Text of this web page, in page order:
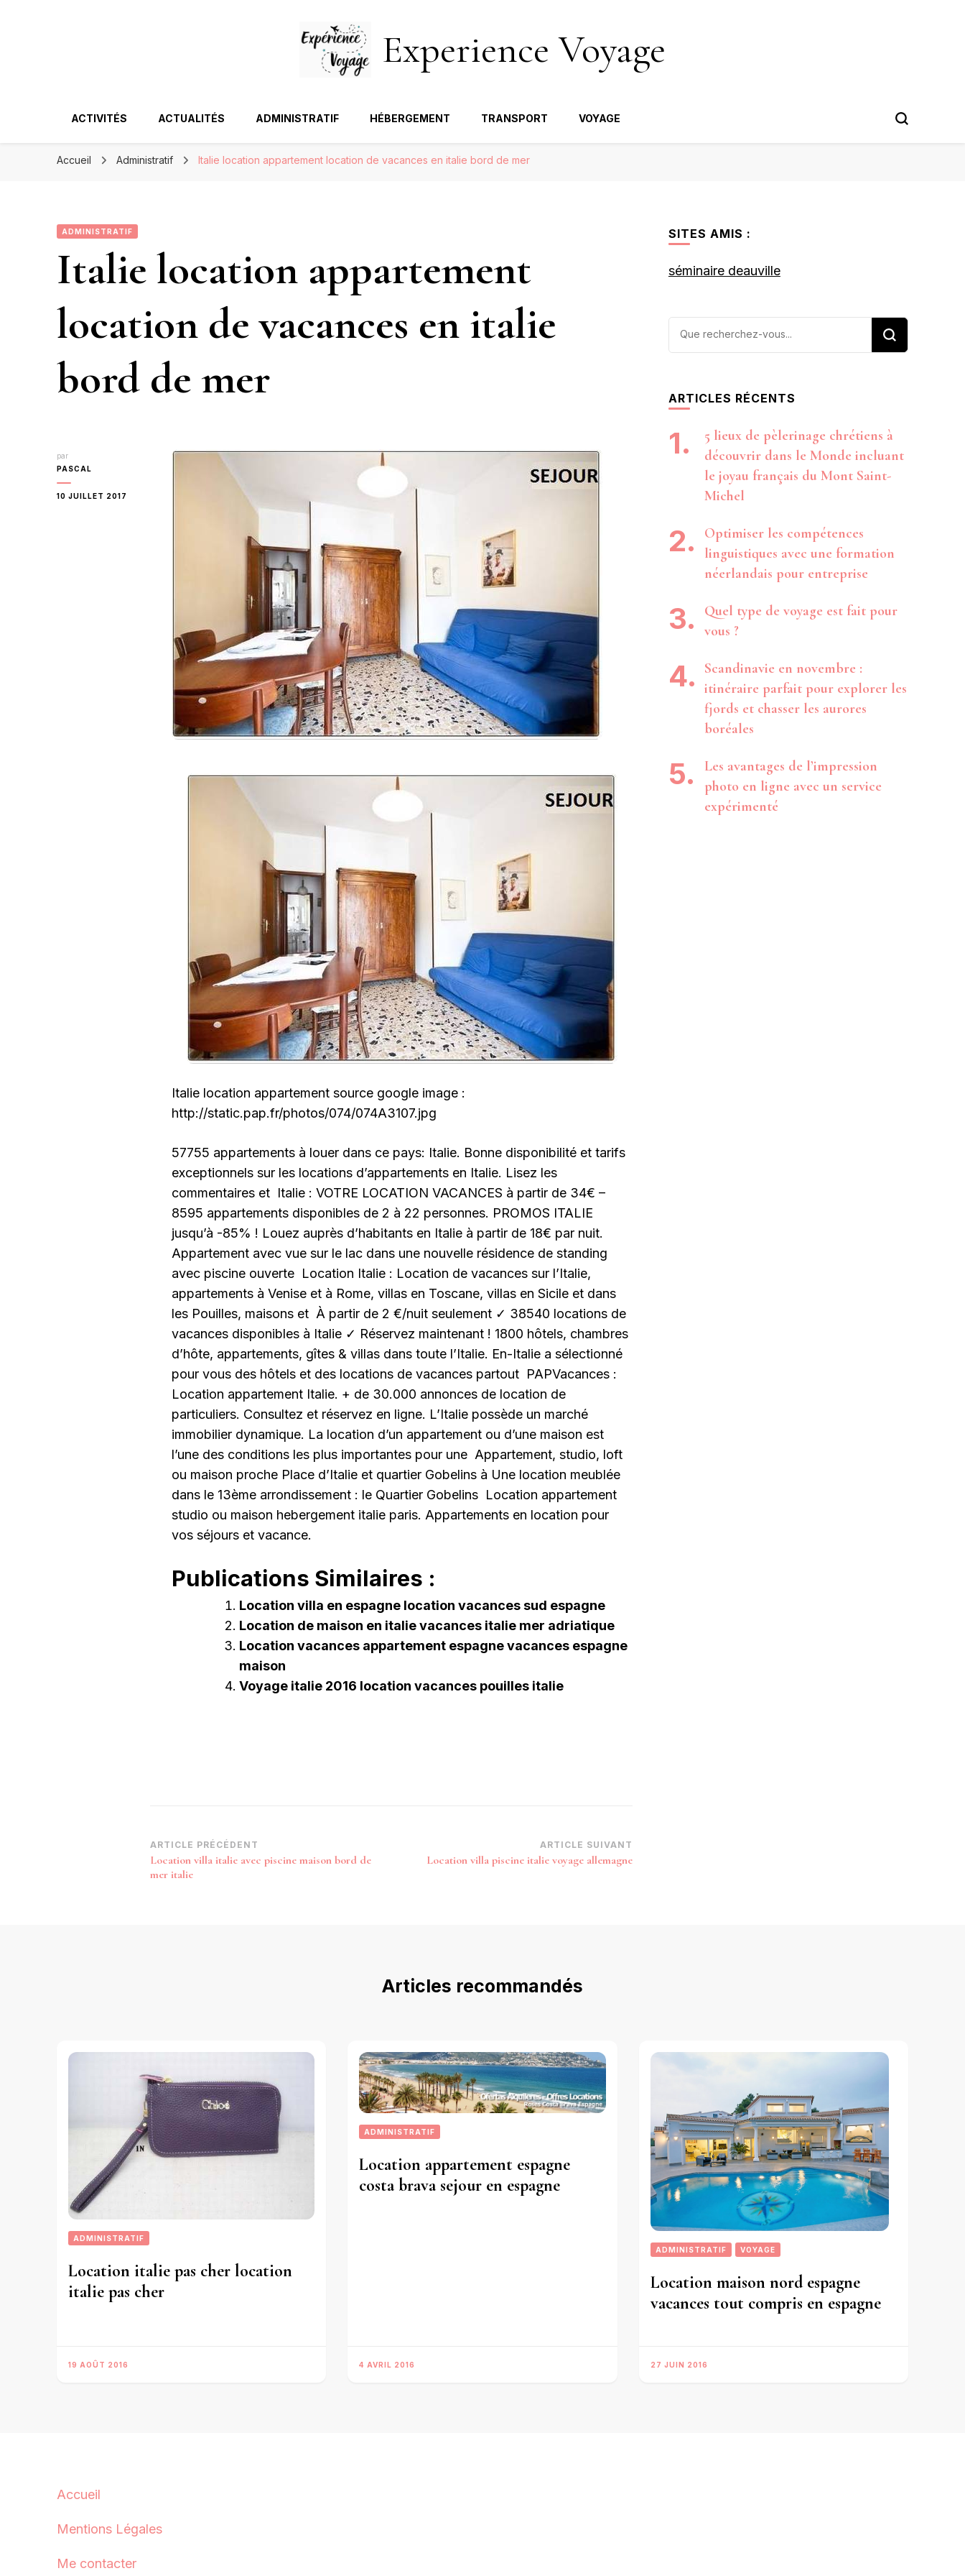
Experience Voyage
ACTIVITÉS ACTUALITÉS ADMINISTRATIF HÉBERGEMENT TRANSPORT VOYAGE
Accueil Administratif Italie location appartement location de vacances en italie bord de mer
ADMINISTRATIF
Italie location appartement
location de vacances en italie
bord de mer
par
PASCAL
10 JUILLET 2017
Italie location appartement source google image :
http://static.pap.fr/photos/074/074A3107.jpg
57755 appartements à louer dans ce pays: Italie. Bonne disponibilité et tarifs
exceptionnels sur les locations d’appartements en Italie. Lisez les
commentaires et Italie : VOTRE LOCATION VACANCES à partir de 34€ –
8595 appartements disponibles de 2 à 22 personnes. PROMOS ITALIE
jusqu’à -85% ! Louez auprès d’habitants en Italie à partir de 18€ par nuit.
Appartement avec vue sur le lac dans une nouvelle résidence de standing
avec piscine ouverte Location Italie : Location de vacances sur l’Italie,
appartements à Venise et à Rome, villas en Toscane, villas en Sicile et dans
les Pouilles, maisons et À partir de 2 €/nuit seulement ✓ 38540 locations de
vacances disponibles à Italie ✓ Réservez maintenant ! 1800 hôtels, chambres
d’hôte, appartements, gîtes & villas dans toute l’Italie. En-Italie a sélectionné
pour vous des hôtels et des locations de vacances partout PAPVacances :
Location appartement Italie. + de 30.000 annonces de location de
particuliers. Consultez et réservez en ligne. L’Italie possède un marché
immobilier dynamique. La location d’un appartement ou d’une maison est
l’une des conditions les plus importantes pour une Appartement, studio, loft
ou maison proche Place d’Italie et quartier Gobelins à Une location meublée
dans le 13ème arrondissement : le Quartier Gobelins Location appartement
studio ou maison hebergement italie paris. Appartements en location pour
vos séjours et vacance.
Publications Similaires :
Location villa en espagne location vacances sud espagne
Location de maison en italie vacances italie mer adriatique
Location vacances appartement espagne vacances espagne
maison
Voyage italie 2016 location vacances pouilles italie
Navigation
d’article
ARTICLE PRÉCÉDENT
Location villa italie avec piscine maison bord de
mer italie
ARTICLE SUIVANT
Location villa piscine italie voyage allemagne
SITES AMIS :
séminaire deauville
Vous
ARTICLES RÉCENTS
5 lieux de pèlerinage chrétiens à
découvrir dans le Monde incluant
le joyau français du Mont Saint-
Michel
Optimiser les compétences
linguistiques avec une formation
néerlandais pour entreprise
Quel type de voyage est fait pour
vous ?
Scandinavie en novembre :
itinéraire parfait pour explorer les
fjords et chasser les aurores
boréales
Les avantages de l’impression
photo en ligne avec un service
expérimenté
Articles recommandés
ADMINISTRATIF
Location italie pas cher location
italie pas cher
19 AOÛT 2016
ADMINISTRATIF
Location appartement espagne
costa brava sejour en espagne
4 AVRIL 2016
ADMINISTRATIF VOYAGE
Location maison nord espagne
vacances tout compris en espagne
27 JUIN 2016
Accueil
Mentions Légales
Me contacter